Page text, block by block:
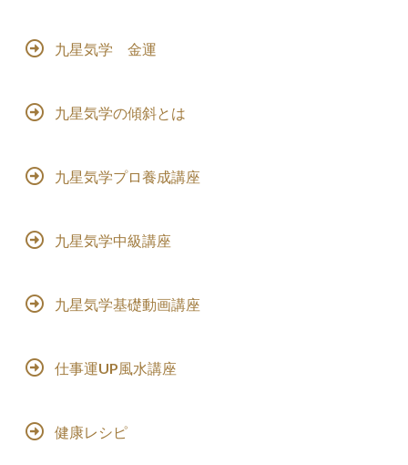
九星気学 金運
九星気学の傾斜とは
九星気学プロ養成講座
九星気学中級講座
九星気学基礎動画講座
仕事運UP風水講座
健康レシピ